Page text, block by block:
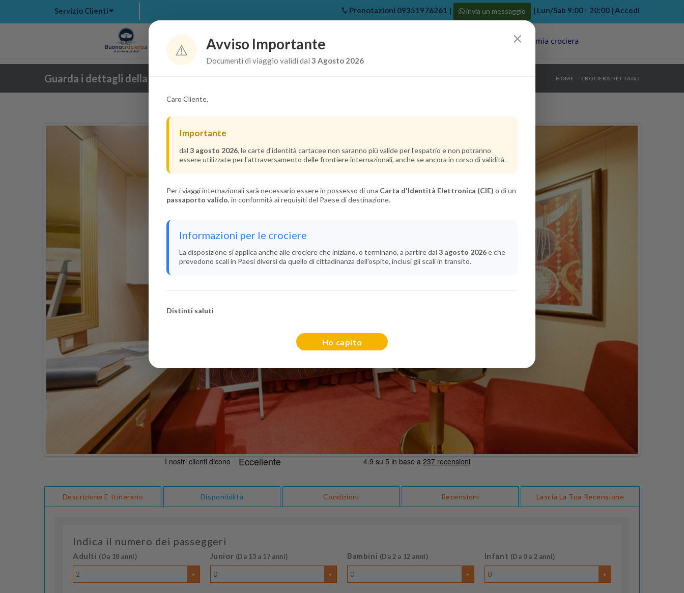
>
>
Servizio Clienti Prenotazioni 09351976261 | invia un messaggio | Lun/Sab 9:00 - 20:00 |Accedi
Home Chi Siamo Offerte Crociere Last Minute La mia crociera
Guarda i dettagli della crociera HOME CROCIERA DETTAGLI
Descrizione E Itinerario Disponibilità Condizioni Recensioni Lascia La Tua Recensione
Indica il numero dei passeggeri
Adulti (Da 18 anni)
2
Junior (Da 13 a 17 anni)
0
Bambini (Da 2 a 12 anni)
0
Infant (Da 0 a 2 anni)
0
×
⚠️ Avviso Importante
Documenti di viaggio validi dal 3 Agosto 2026
Caro Cliente,
Importante
dal 3 agosto 2026, le carte d'identità cartacee non saranno più valide per l'espatrio e non potranno
essere utilizzate per l'attraversamento delle frontiere internazionali, anche se ancora in corso di validità.
Per i viaggi internazionali sarà necessario essere in possesso di una Carta d'Identità Elettronica (CIE) o di un
passaporto valido, in conformità ai requisiti del Paese di destinazione.
Informazioni per le crociere
La disposizione si applica anche alle crociere che iniziano, o terminano, a partire dal 3 agosto 2026e che
prevedono scali in Paesi diversi da quello di cittadinanza dell'ospite, inclusi gli scali in transito.
Distinti saluti
Ho capito